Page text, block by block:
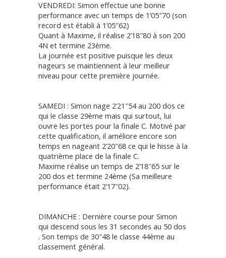
VENDREDI: Simon effectue une bonne
performance avec un temps de 1’05″70 (son
record est établi à 1’05″62)
Quant à Maxime, il réalise 2’18″80 à son 200
4N et termine 23ème.
La journée est positive puisque les deux
nageurs se maintiennent à leur meilleur
niveau pour cette première journée.
SAMEDI : Simon nage 2’21″54 au 200 dos ce
qui le classe 29ème mais qui surtout, lui
ouvre les portes pour la finale C. Motivé par
cette qualification, il améliore encore son
temps en nageant 2’20″68 ce qui le hisse à la
quatrième place de la finale C.
Maxime réalise un temps de 2’18″65 sur le
200 dos et termine 24ème (Sa meilleure
performance était 2’17″02).
DIMANCHE : Dernière course pour Simon
qui descend sous les 31 secondes au 50 dos
. Son temps de 30″48 le classe 44ème au
classement général.